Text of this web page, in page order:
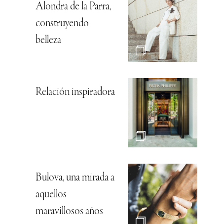
Alondra de la Parra,
construyendo
belleza
Relación inspiradora
Bulova, una mirada a
aquellos
maravillosos años